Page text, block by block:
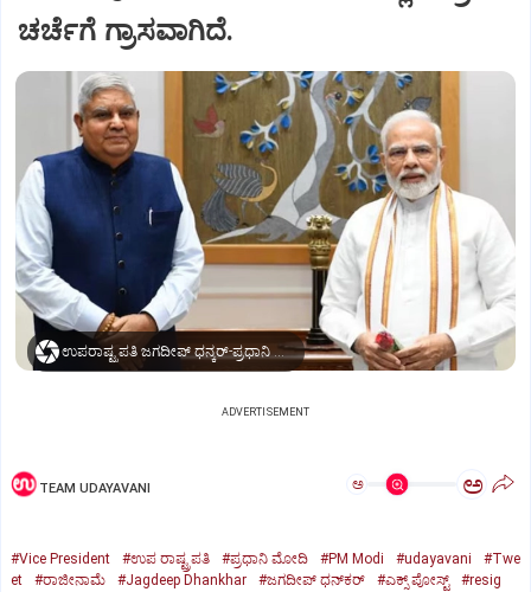
ಚರ್ಚೆಗೆ ಗ್ರಾಸವಾಗಿದೆ.
ಉಪರಾಷ್ಟ್ರಪತಿ ಜಗದೀಪ್‌ ಧನ್ಕರ್-ಪ್ರಧಾನಿ ಮೋದಿ
ADVERTISEMENT
TEAM UDAYAVANI ಅ ಅ
#Vice President #ಉಪ ರಾಷ್ಟ್ರಪತಿ #ಪ್ರಧಾನಿ ಮೋದಿ #PM Modi #udayavani
#Twe
et
#ರಾಜೀನಾಮೆ #Jagdeep Dhankhar #ಜಗದೀಪ್‌ ಧನ್‌ಕರ್‌ #ಎಕ್ಸ್‌ ಪೋಸ್ಟ್
#resig